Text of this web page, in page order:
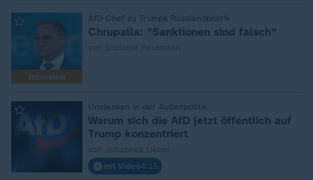
Interview
AfD-Chef zu Trumps Russlandpolitik
Chrupalla: "Sanktionen sind falsch"
Umdenken in der Außenpolitik
Warum sich die AfD jetzt öffentlich auf
Trump konzentriert
mit Video4:15